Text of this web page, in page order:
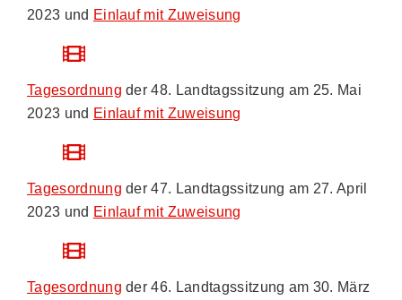
2023 und Einlauf mit Zuweisung
Tagesordnung der 48. Landtagssitzung am 25. Mai
2023 und Einlauf mit Zuweisung
Tagesordnung der 47. Landtagssitzung am 27. April
2023 und Einlauf mit Zuweisung
Tagesordnung der 46. Landtagssitzung am 30. März